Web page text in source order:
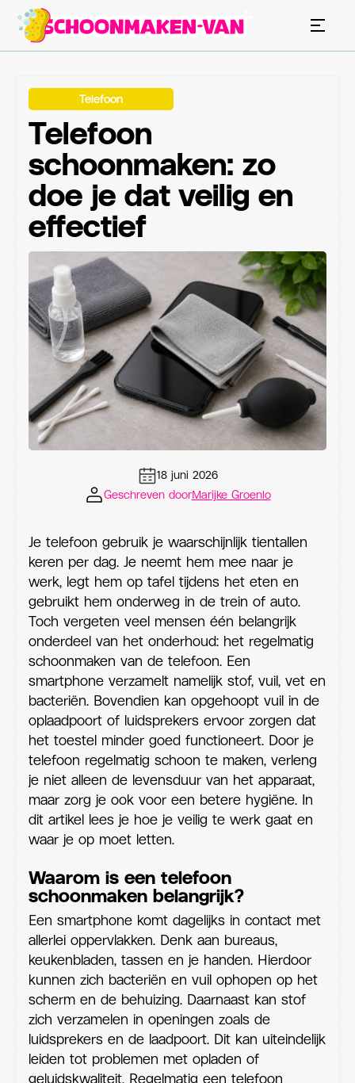
Telefoon
Telefoon
schoonmaken: zo
doe je dat veilig en
effectief
18 juni 2026
Geschreven doorMarijke Groenlo
Je telefoon gebruik je waarschijnlijk tientallen
keren per dag. Je neemt hem mee naar je
werk, legt hem op tafel tijdens het eten en
gebruikt hem onderweg in de trein of auto.
Toch vergeten veel mensen één belangrijk
onderdeel van het onderhoud: het regelmatig
schoonmaken van de telefoon. Een
smartphone verzamelt namelijk stof, vuil, vet en
bacteriën. Bovendien kan opgehoopt vuil in de
oplaadpoort of luidsprekers ervoor zorgen dat
het toestel minder goed functioneert. Door je
telefoon regelmatig schoon te maken, verleng
je niet alleen de levensduur van het apparaat,
maar zorg je ook voor een betere hygiëne. In
dit artikel lees je hoe je veilig te werk gaat en
waar je op moet letten.
Waarom is een telefoon
schoonmaken belangrijk?
Een smartphone komt dagelijks in contact met
allerlei oppervlakken. Denk aan bureaus,
keukenbladen, tassen en je handen. Hierdoor
kunnen zich bacteriën en vuil ophopen op het
scherm en de behuizing. Daarnaast kan stof
zich verzamelen in openingen zoals de
luidsprekers en de laadpoort. Dit kan uiteindelijk
leiden tot problemen met opladen of
geluidskwaliteit. Regelmatig een telefoon